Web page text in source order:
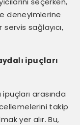
deneyimlerine
sağlayıcı,
ipuçları
arasında
takip
yer alır. Bu,